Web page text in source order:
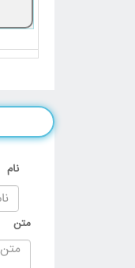
نام
متن